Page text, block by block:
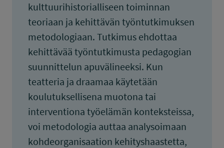
kulttuurihistorialliseen toiminnan
teoriaan ja kehittävän työntutkimuksen
metodologiaan. Tutkimus ehdottaa
kehittävää työntutkimusta pedagogian
suunnittelun apuvälineeksi. Kun
teatteria ja draamaa käytetään
koulutuksellisena muotona tai
interventiona työelämän konteksteissa,
voi metodologia auttaa analysoimaan
kohdeorganisaation kehityshaastetta,